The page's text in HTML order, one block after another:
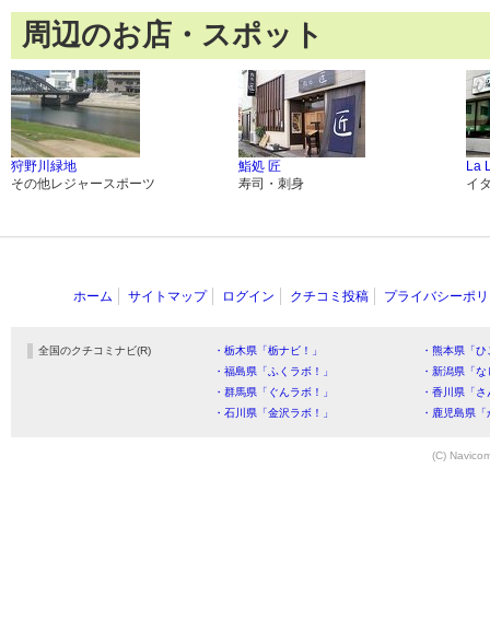
周辺のお店・スポット
狩野川緑地
その他レジャースポーツ
鮨処 匠
寿司・刺身
La
イ
ホーム サイトマップ ログイン クチコミ投稿 プライバシーポ
全国のクチコミナビ(R) ・栃木県「栃ナビ！」
・熊本県「
・福島県「ふくラボ！」
・新潟県「
・群馬県「ぐんラボ！」
・香川県「
・石川県「金沢ラボ！」
・鹿児島県
(C)